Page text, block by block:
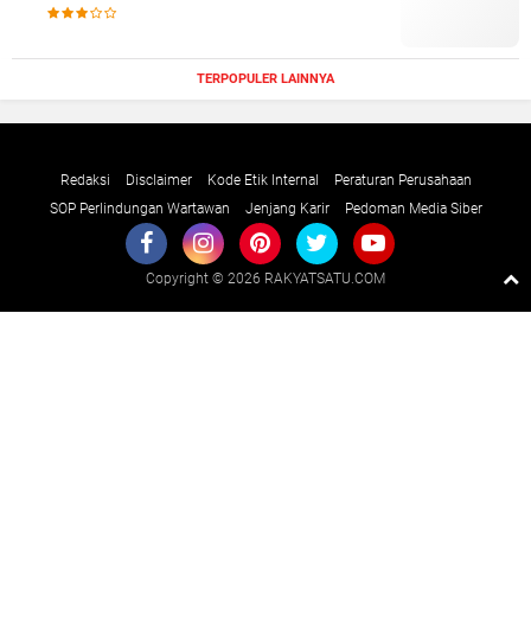
TERPOPULER LAINNYA
Redaksi Disclaimer Kode Etik Internal
Peraturan Perusahaan
SOP Perlindungan Wartawan
Jenjang Karir Pedoman Media Siber
Copyright © 2026 RAKYATSATU.COM
Raushan